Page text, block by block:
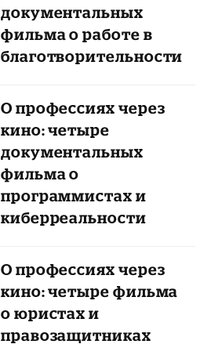
документальных
фильма о работе в
благотворительности
О профессиях через
кино: четыре
документальных
фильма о
программистах и
киберреальности
О профессиях через
кино: четыре фильма
о юристах и
правозащитниках